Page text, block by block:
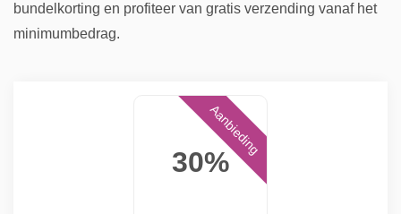
bundelkorting en profiteer van gratis verzending vanaf het
minimumbedrag.
30%
Aanbieding